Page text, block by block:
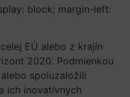
block; margin-left:
EÚ alebo z krajín
2020. Podmienkou
spoluzaložili
ich inovatívnych